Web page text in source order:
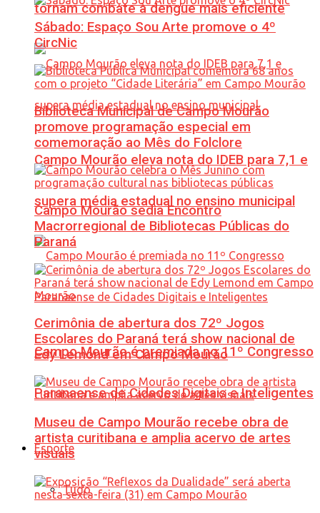
tornam combate à dengue mais eficiente
Campo Mourão eleva nota do IDEB para 7,1 e
supera média estadual no ensino municipal
Campo Mourão é premiada no 11º Congresso
Paranaense de Cidades Digitais e Inteligentes
Esporte
Tudo
Sábado: Espaço Sou Arte promove o 4º
CircNic
Biblioteca Municipal de Campo Mourão
promove programação especial em
comemoração ao Mês do Folclore
Campo Mourão sedia Encontro
Macrorregional de Bibliotecas Públicas do
Paraná
Cerimônia de abertura dos 72º Jogos
Escolares do Paraná terá show nacional de
Edy Lemond em Campo Mourão
Museu de Campo Mourão recebe obra de
artista curitibana e amplia acervo de artes
visuais